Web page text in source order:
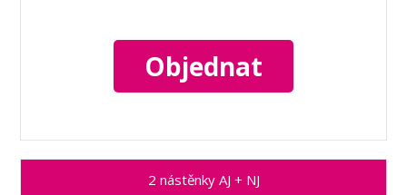
Objednat
2 nástěnky AJ + NJ